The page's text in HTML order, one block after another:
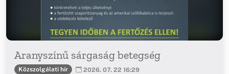
Aranyszínű sárgaság betegség
Közszolgálati hír 2026. 07. 22 16:29